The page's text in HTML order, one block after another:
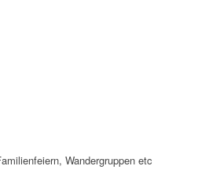
Wandergruppen etc